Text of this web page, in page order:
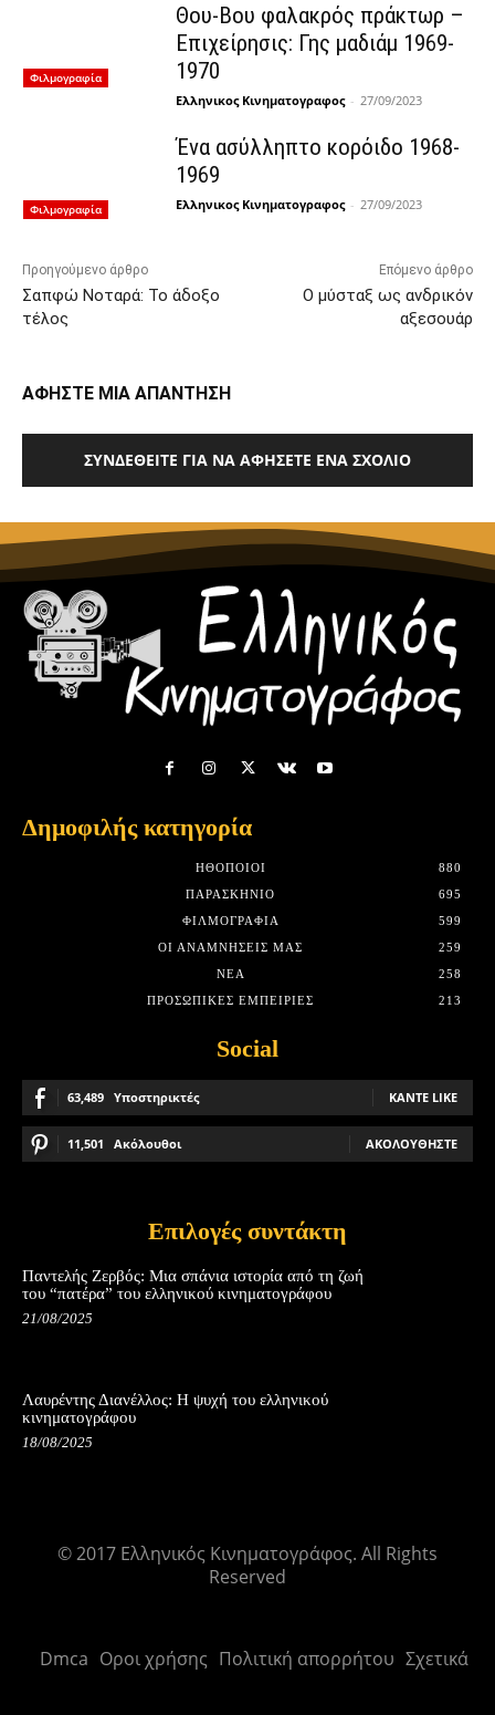
Φιλμογραφία
Θου-Βου φαλακρός πράκτωρ –
Επιχείρησις: Γης μαδιάμ 1969-
1970
Ελληνικος Κινηματογραφος - 27/09/2023
Φιλμογραφία
Ένα ασύλληπτο κορόιδο 1968-
1969
Ελληνικος Κινηματογραφος - 27/09/2023
Προηγούμενο άρθρο
Σαπφώ Νοταρά: Το άδοξο
τέλος
Επόμενο άρθρο
Ο μύσταξ ως ανδρικόν
αξεσουάρ
ΑΦΗΣΤΕ ΜΙΑ ΑΠΑΝΤΗΣΗ
ΣΥΝΔΕΘΕΊΤΕ ΓΙΑ ΝΑ ΑΦΉΣΕΤΕ ΈΝΑ ΣΧΌΛΙΟ
Δημοφιλής κατηγορία
HΘΟΠΟΙΟΊ
880
ΠΑΡΑΣΚΉΝΙΟ
695
ΦΙΛΜΟΓΡΑΦΊΑ
599
ΟΙ ΑΝΑΜΝΉΣΕΙΣ ΜΑΣ
259
ΝΈΑ
258
ΠΡΟΣΩΠΙΚΈΣ ΕΜΠΕΙΡΊΕΣ
213
Social
63,489 Υποστηρικτές ΚΆΝΤΕ LIKE
11,501 Ακόλουθοι ΑΚΟΛΟΥΘΉΣΤΕ
Επιλογές συντάκτη
Παντελής Ζερβός: Μια σπάνια ιστορία από τη ζωή
του “πατέρα” του ελληνικού κινηματογράφου
21/08/2025
Λαυρέντης Διανέλλος: Η ψυχή του ελληνικού
κινηματογράφου
18/08/2025
© 2017 Ελληνικός Κινηματογράφος. All Rights
Reserved
Dmca Οροι χρήσης Πολιτική απορρήτου Σχετικά